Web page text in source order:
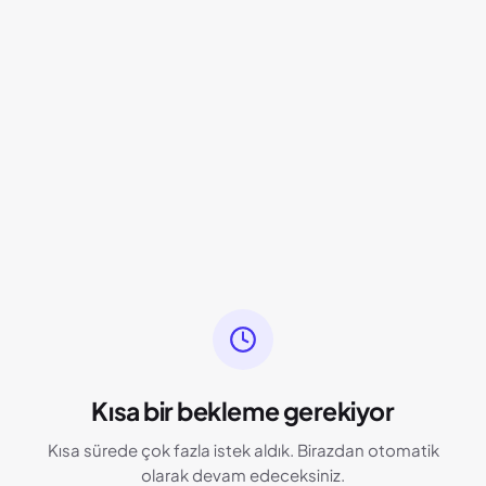
Kısa bir bekleme gerekiyor
Kısa sürede çok fazla istek aldık. Birazdan otomatik
olarak devam edeceksiniz.